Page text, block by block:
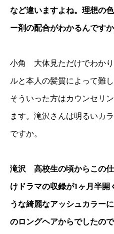
など違いますよね。理想の
ー剤の配合がわかるんですか
小角 大体見ただけでわか
ルと本人の髪質によって難
そういった方はカウンセリ
ます。滝沢さんは明るいカ
ですか。
滝沢 高校生の頃からこの
けドラマの収録が1ヶ月半開
うな綺麗なアッシュカラー
のロングヘアからでしたの